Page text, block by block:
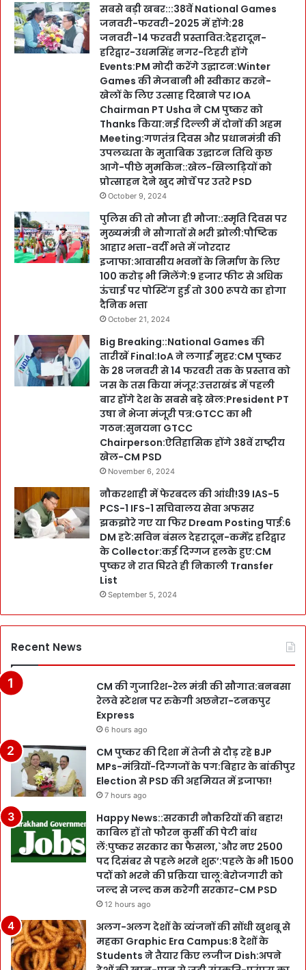
सबसे बड़ी खबर:::38वें National Games
जनवरी-फरवरी-2025 में होंगे:28
जनवरी-14 फरवरी प्रस्तावित:देहरादून-
हरिद्वार-उधमसिंह नगर-टिहरी होंगे
Events:PM मोदी करेंगे उद्घाटन:Winter
Games की मेजबानी भी स्वीकार करने-
खेलों के लिए उत्साह दिखाने पर IOA
Chairman PT Usha ने CM पुष्कर को
Thanks किया:नई दिल्ली में दोनों की अहम
Meeting:गणतंत्र दिवस और प्रधानमंत्री की
उपलब्धता के मुताबिक उद्घाटन तिथि कुछ
आगे-पीछे मुमकिन::खेल-खिलाड़ियों को
प्रोत्साहन देने खुद मोर्चे पर उतरे PSD
October 9, 2024
पुलिस की तो मौजा ही मौजा::स्मृति दिवस पर
मुख्यमंत्री ने सौगातों से भरी झोली:पौष्टिक
आहार भत्ता-वर्दी भत्ते में जोरदार
इजाफा:आवासीय भवनों के निर्माण के लिए
100 करोड़ भी मिलेंगे:9 हजार फीट से अधिक
ऊंचाई पर पोस्टिंग हुई तो 300 रूपये का होगा
दैनिक भत्ता
October 21, 2024
Big Breaking::National Games की
तारीखें Final:IoA ने लगाईं मुहर:CM पुष्कर
के 28 जनवरी से 14 फरवरी तक के प्रस्ताव को
जस के तस किया मंजूर:उत्तराखंड में पहली
बार होंगे देश के सबसे बड़े खेल:President PT
उषा ने भेजा मंजूरी पत्र:GTCC का भी
गठन:सुनयना GTCC
Chairperson:ऐतिहासिक होंगे 38वें राष्ट्रीय
खेल-CM PSD
November 6, 2024
नौकरशाही में फेरबदल की आंधी!39 IAS-5
PCS-1 IFS-1 सचिवालय सेवा अफसर
झकझोरे गए या फिर Dream Posting पाई:6
DM हटे:सविन बंसल देहरादून-कर्मेंद्र हरिद्वार
के Collector:कई दिग्गज हलके हुए:CM
पुष्कर ने रात घिरते ही निकाली Transfer
List
September 5, 2024
Recent News
CM की गुजारिश-रेल मंत्री की सौगात:बनबसा
रेलवे स्टेशन पर रुकेगी अछनेरा-टनकपुर
Express
6 hours ago
CM पुष्कर की दिशा में तेजी से दौड़ रहे BJP
MPs-मंत्रियों-दिग्गजों के पग:बिहार के बांकीपुर
Election से PSD की अहमियत में इजाफा!
7 hours ago
Happy News::सरकारी नौकरियों की बहार!
काबिल हों तो फौरन कुर्सी की पेटी बांध
लें:पुष्कर सरकार का फैसला,`और नए 2500
पद दिसंबर से पहले भरने शुरू’:पहले के भी 1500
पदों को भरने की प्रक्रिया चालू:बेरोजगारी को
जल्द से जल्द कम करेगी सरकार-CM PSD
12 hours ago
अलग-अलग देशों के व्यंजनों की सोंधी खुशबू से
महका Graphic Era Campus:8 देशों के
Students ने तैयार किए लजीज Dish:अपने